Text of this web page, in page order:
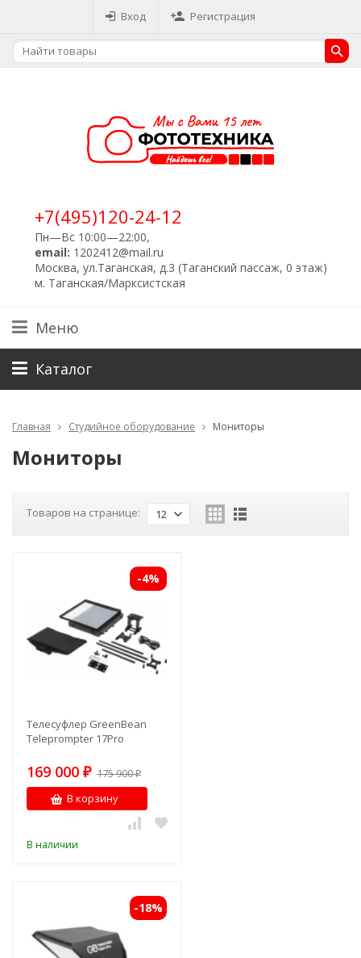
Вход Регистрация
+7(495)120-24-12
Пн—Вс 10:00—22:00,
email: 1202412@mail.ru
Москва, ул.Таганская, д.3 (Таганский пассаж, 0 этаж)
м. Таганская/Марксистская
Меню
Каталог
Главная Студийное оборудование Мониторы
Мониторы
Товаров на странице: 12
-4%
Телесуфлер GreenBean
Teleprompter 17Pro
169 000 ₽ 175 900₽
В корзину
В наличии
-18%